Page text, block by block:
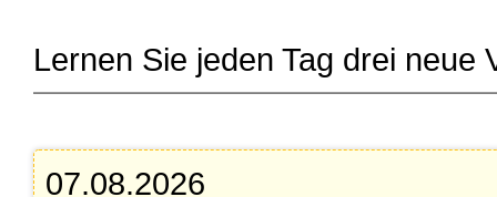
Lernen Sie jeden Tag drei neue
07.08.2026